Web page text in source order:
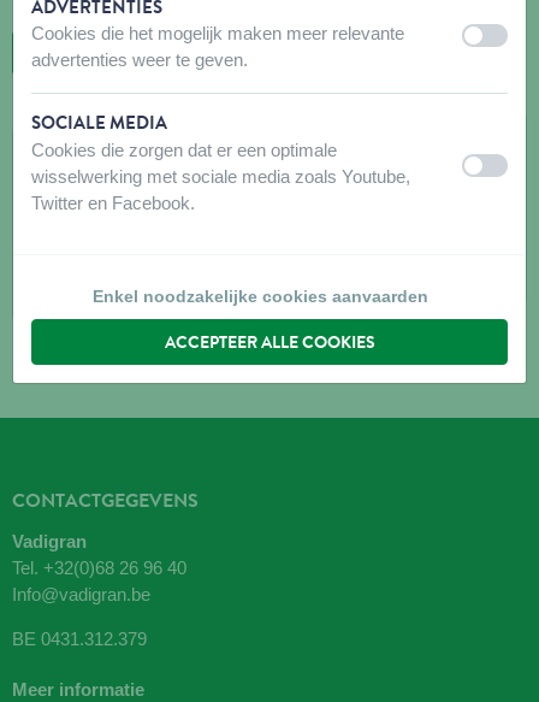
TERUG NAAR DE KAART
LITTLE ZOO
40 Boulevard Brune
75014 Paris
CONTACTGEGEVENS
Vadigran
Tel. +32(0)68 26 96 40
Info@vadigran.be
BE 0431.312.379
Meer informatie
ADVERTENTIES
Cookies die het mogelijk maken meer relevante
advertenties weer te geven.
uit aan
SOCIALE MEDIA
Cookies die zorgen dat er een optimale
wisselwerking met sociale media zoals Youtube,
Twitter en Facebook.
uit aan
Enkel noodzakelijke cookies aanvaarden
ACCEPTEER ALLE COOKIES